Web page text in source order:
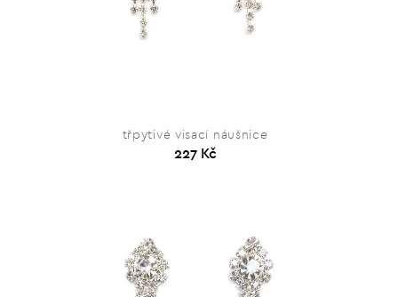
třpytivé visací náušnice
227 Kč